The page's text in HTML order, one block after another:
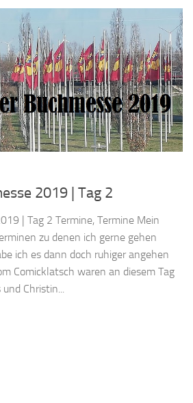
2019 | Tag 2
| Tag 2 Termine, Termine Mein
zu denen ich gerne gehen
ich es dann doch ruhiger angehen
Comicklatsch waren an diesem Tag
Christin...